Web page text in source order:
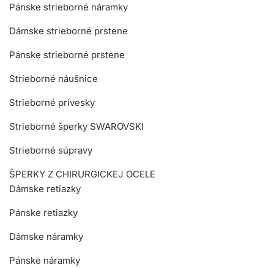
Pánske strieborné náramky
Dámske strieborné prstene
Pánske strieborné prstene
Strieborné náušnice
Strieborné prívesky
Strieborné šperky SWAROVSKI
Strieborné súpravy
ŠPERKY Z CHIRURGICKEJ OCELE
Dámske retiazky
Pánske retiazky
Dámske náramky
Pánske náramky